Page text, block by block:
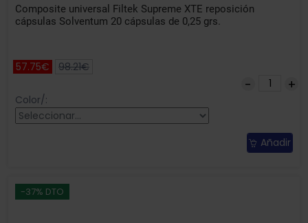
Composite universal Filtek Supreme XTE reposición
cápsulas Solventum 20 cápsulas de 0,25 grs.
57.75€ 98.21€
Color/:
Añadir
-37% DTO